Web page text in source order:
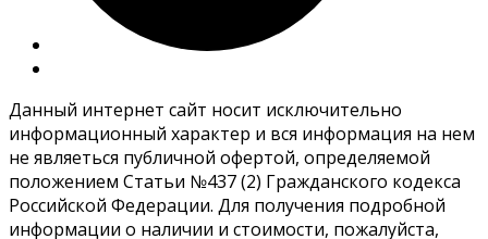
Данный интернет сайт носит исключительно
информационный характер и вся информация на нем
не являеться публичной офертой, определяемой
положением Статьи №437 (2) Гражданского кодекса
Российской Федерации. Для получения подробной
информации о наличии и стоимости, пожалуйста,